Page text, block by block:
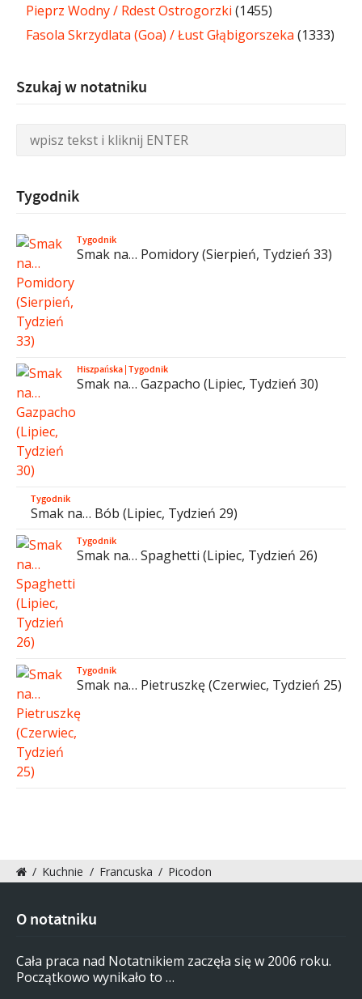
Pieprz Wodny / Rdest Ostrogorzki (1455)
Fasola Skrzydlata (Goa) / Łust Głąbigorszeka (1333)
Szukaj w notatniku
Tygodnik
Tygodnik
Smak na… Pomidory (Sierpień, Tydzień 33)
Hiszpańska|Tygodnik
Smak na… Gazpacho (Lipiec, Tydzień 30)
Tygodnik
Smak na… Bób (Lipiec, Tydzień 29)
Tygodnik
Smak na… Spaghetti (Lipiec, Tydzień 26)
Tygodnik
Smak na… Pietruszkę (Czerwiec, Tydzień 25)
/ Kuchnie / Francuska / Picodon
O notatniku
Cała praca nad Notatnikiem zaczęła się w 2006 roku.
Początkowo wynikało to …